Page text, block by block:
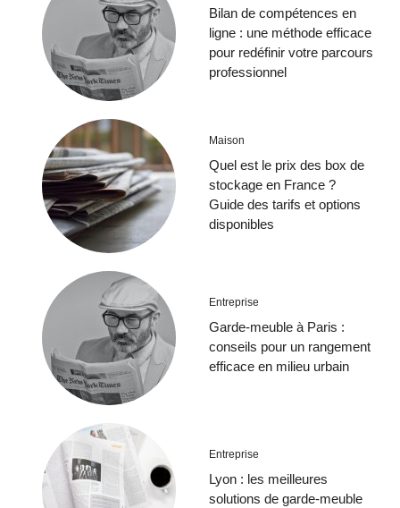
Bilan de compétences en
ligne : une méthode efficace
pour redéfinir votre parcours
professionnel
Maison
Quel est le prix des box de
stockage en France ?
Guide des tarifs et options
disponibles
Entreprise
Garde-meuble à Paris :
conseils pour un rangement
efficace en milieu urbain
Entreprise
Lyon : les meilleures
solutions de garde-meuble